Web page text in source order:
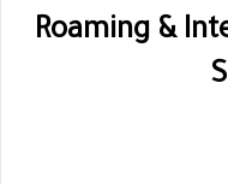
Roaming &